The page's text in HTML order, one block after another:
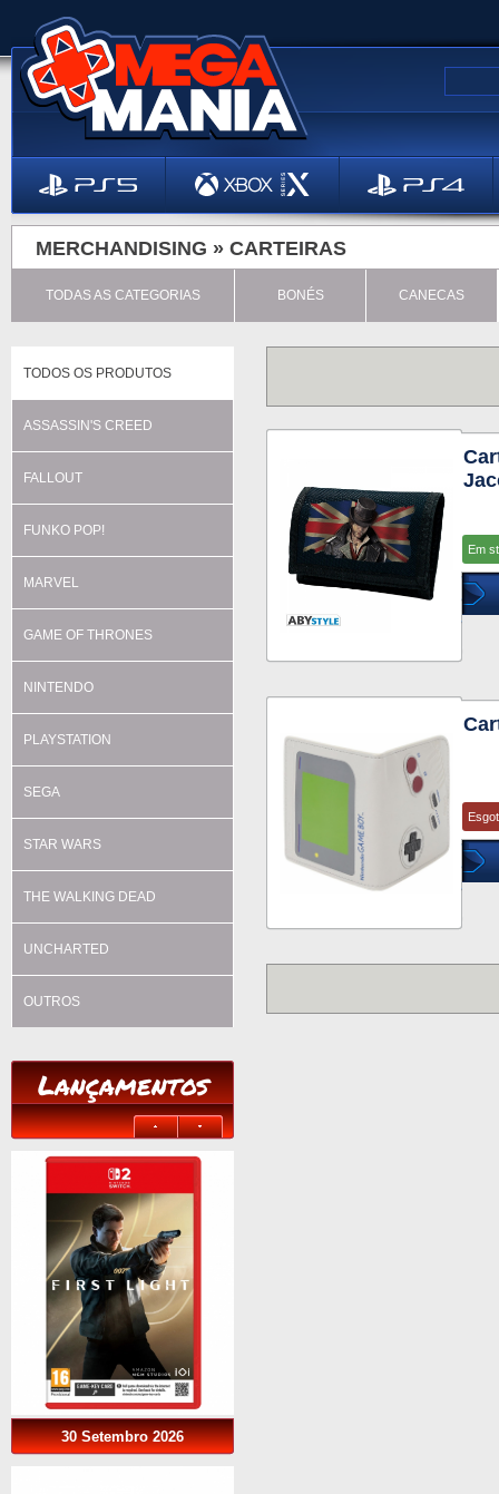
MERCHANDISING » CARTEIRAS
TODAS AS CATEGORIAS BONÉS CANECAS
TODOS OS PRODUTOS
ASSASSIN'S CREED
FALLOUT
FUNKO POP!
MARVEL
GAME OF THRONES
NINTENDO
PLAYSTATION
SEGA
STAR WARS
THE WALKING DEAD
UNCHARTED
OUTROS
Lançamentos
30 Setembro 2026
Em